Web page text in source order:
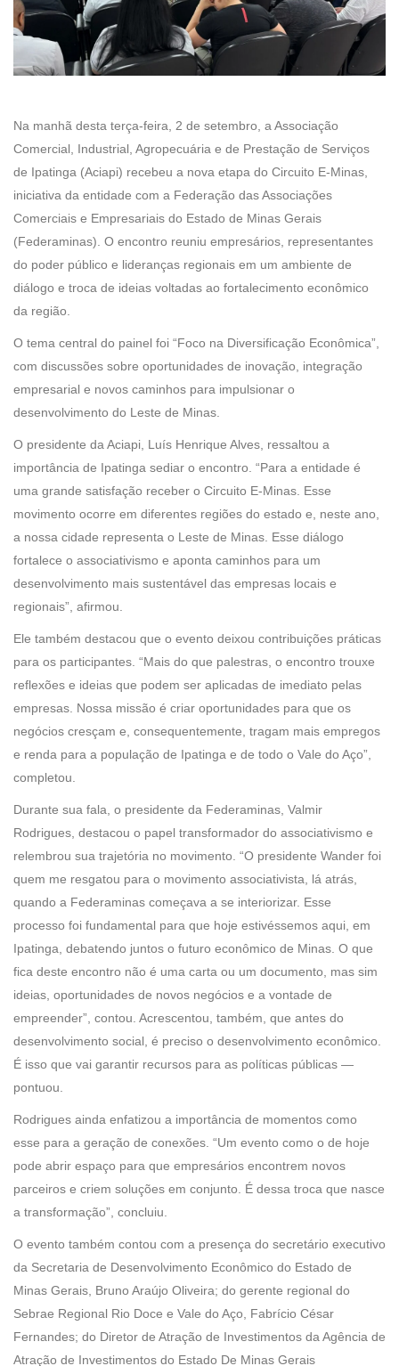
Na manhã desta terça-feira, 2 de setembro, a Associação
Comercial, Industrial, Agropecuária e de Prestação de Serviços
de Ipatinga (Aciapi) recebeu a nova etapa do Circuito E-Minas,
iniciativa da entidade com a Federação das Associações
Comerciais e Empresariais do Estado de Minas Gerais
(Federaminas). O encontro reuniu empresários, representantes
do poder público e lideranças regionais em um ambiente de
diálogo e troca de ideias voltadas ao fortalecimento econômico
da região.
O tema central do painel foi “Foco na Diversificação Econômica”,
com discussões sobre oportunidades de inovação, integração
empresarial e novos caminhos para impulsionar o
desenvolvimento do Leste de Minas.
O presidente da Aciapi, Luís Henrique Alves, ressaltou a
importância de Ipatinga sediar o encontro. “Para a entidade é
uma grande satisfação receber o Circuito E-Minas. Esse
movimento ocorre em diferentes regiões do estado e, neste ano,
a nossa cidade representa o Leste de Minas. Esse diálogo
fortalece o associativismo e aponta caminhos para um
desenvolvimento mais sustentável das empresas locais e
regionais”, afirmou.
Ele também destacou que o evento deixou contribuições práticas
para os participantes. “Mais do que palestras, o encontro trouxe
reflexões e ideias que podem ser aplicadas de imediato pelas
empresas. Nossa missão é criar oportunidades para que os
negócios cresçam e, consequentemente, tragam mais empregos
e renda para a população de Ipatinga e de todo o Vale do Aço”,
completou.
Durante sua fala, o presidente da Federaminas, Valmir
Rodrigues, destacou o papel transformador do associativismo e
relembrou sua trajetória no movimento. “O presidente Wander foi
quem me resgatou para o movimento associativista, lá atrás,
quando a Federaminas começava a se interiorizar. Esse
processo foi fundamental para que hoje estivéssemos aqui, em
Ipatinga, debatendo juntos o futuro econômico de Minas. O que
fica deste encontro não é uma carta ou um documento, mas sim
ideias, oportunidades de novos negócios e a vontade de
empreender”, contou. Acrescentou, também, que antes do
desenvolvimento social, é preciso o desenvolvimento econômico.
É isso que vai garantir recursos para as políticas públicas —
pontuou.
Rodrigues ainda enfatizou a importância de momentos como
esse para a geração de conexões. “Um evento como o de hoje
pode abrir espaço para que empresários encontrem novos
parceiros e criem soluções em conjunto. É dessa troca que nasce
a transformação”, concluiu.
O evento também contou com a presença do secretário executivo
da Secretaria de Desenvolvimento Econômico do Estado de
Minas Gerais, Bruno Araújo Oliveira; do gerente regional do
Sebrae Regional Rio Doce e Vale do Aço, Fabrício César
Fernandes; do Diretor de Atração de Investimentos da Agência de
Atração de Investimentos do Estado De Minas Gerais